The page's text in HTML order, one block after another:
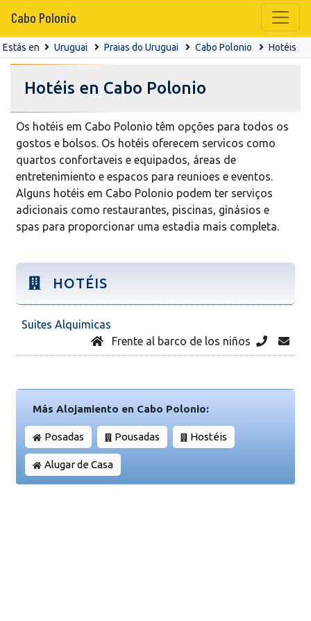
Cabo Polonio
Estás en Uruguai Praias do Uruguai Cabo Polonio Hotéis
Hotéis en Cabo Polonio
Os hotéis em Cabo Polonio têm opções para todos os
gostos e bolsos. Os hotéis oferecem servicos como
quartos confortaveis e equipados, áreas de
entretenimiento e espacos para reunioes e eventos.
Alguns hotéis em Cabo Polonio podem ter serviços
adicionais como restaurantes, piscinas, ginásios e
spas para proporcionar uma estadia mais completa.
HOTÉIS
Suites Alquimicas
Frente al barco de los niños
Más Alojamiento en Cabo Polonio:
Posadas Pousadas Hostéis
Alugar de Casa